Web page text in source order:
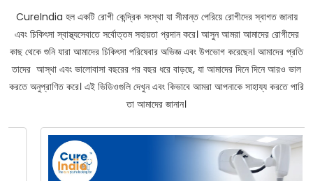
CureIndia হল একটি রোগী কেন্দ্রিক সংস্থা যা সীমান্ত পেরিয়ে রোগীদের স্বাগত জানায়
এবং চিকিৎসা স্বাস্থ্যসেবাতে সর্বোত্তম সহায়তা প্রদান করে। আসুন আমরা আমাদের রোগীদের
কাছ থেকে শুনি যারা আমাদের চিকিৎসা পরিষেবার অভিজ্ঞ এবং উপভোগ করেছেন। আমাদের প্রতি
তাদের আস্থা এবং ভালোবাসা বছরের পর বছর ধরে বাড়ছে, যা আমাদের দিনে দিনে আরও ভাল
করতে অনুপ্রাণিত করে। এই ভিডিওগুলি দেখুন এবং কিভাবে আমরা আপনাকে সাহায্য করতে পারি
তা আমাদের জানান।